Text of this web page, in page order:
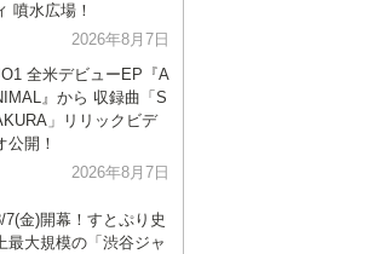
噴水広場！
2026年8月7日
全米デビューEP『A
』から 収録曲「S
」リリックビデ
公開！
2026年8月7日
7(金)開幕！すとぷり史
上最大規模の「渋谷ジャ